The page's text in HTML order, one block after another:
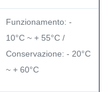
Funzionamento: -
10°C ~ + 55°C /
Conservazione: - 20°C
~ + 60°C